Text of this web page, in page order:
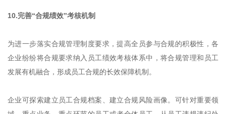
10.完善“合规绩效”考核机制
为进一步落实合规管理制度要求，提高全员参与合规的积极性，各
企业纷纷将合规要求纳入员工绩效考核体系中，将合规管理和员工
发展有机融合，形成员工合规的长效保障机制。
企业可探索建立员工合规档案、建立合规风险画像。可针对重要领